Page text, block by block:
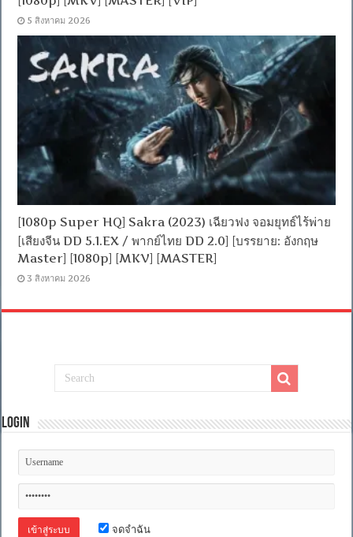
5 สิงหาคม 2026
[1080p Super HQ] Sakra (2023) เฉียวฟง จอมยุทธ์ไร้พ่าย
[เสียงจีน DD 5.1.EX / พากย์ไทย DD 2.0] [บรรยาย: อังกฤษ
Master] [1080p] [MKV] [MASTER]
3 สิงหาคม 2026
Login
จดจำฉัน